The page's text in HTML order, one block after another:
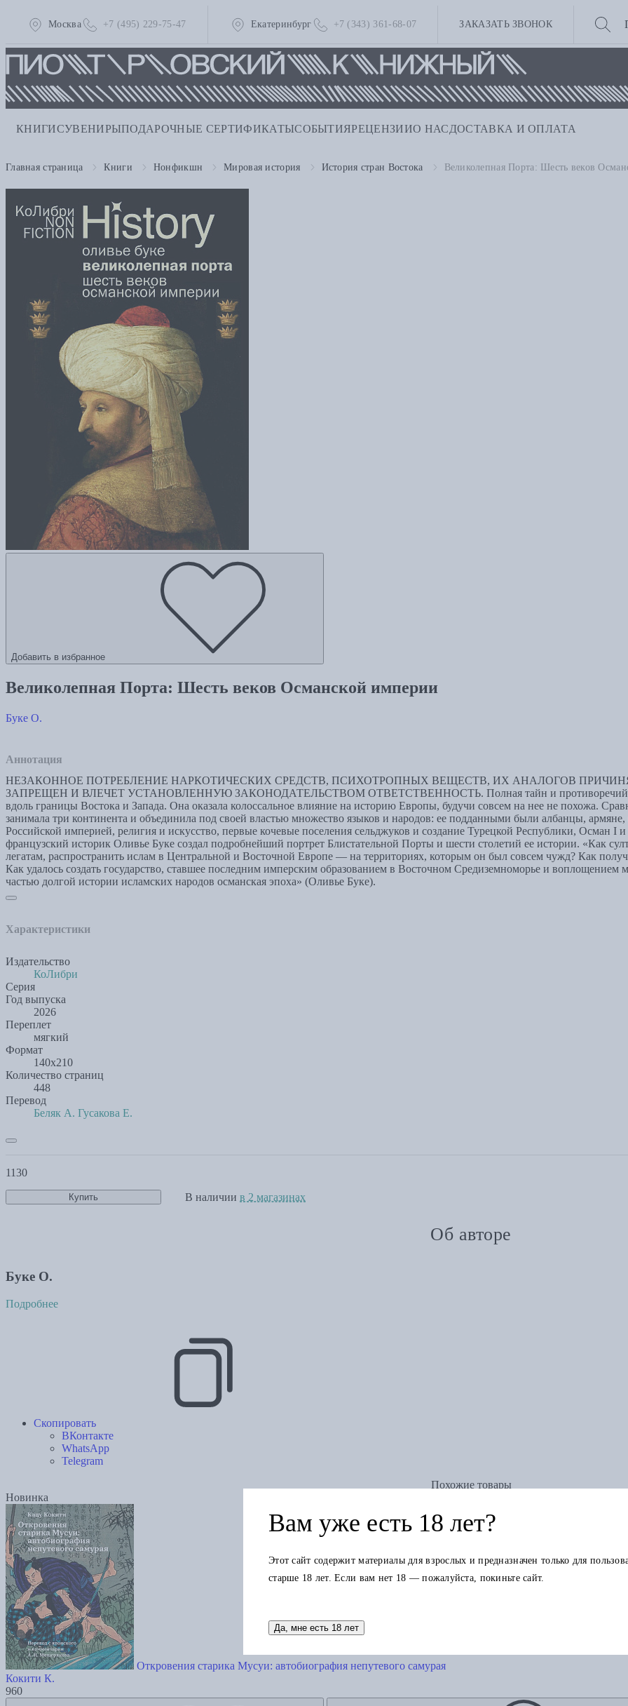
Москва +7 (495) 229-75-47 Екатеринбург +7 (343) 361-68-07 ЗАКАЗАТЬ ЗВОНОК
КНИГИСУВЕНИРЫПОДАРОЧНЫЕ СЕРТИФИКАТЫСОБЫТИЯРЕЦЕНЗИИО НАС ДОСТАВКА И ОПЛАТА
Главная страница Книги Нонфикшн Мировая история История стран Востока Великолепная Порта: Шесть веков
Добавить в избранное
Великолепная Порта: Шесть веков Османской империи
Буке О.
Аннотация
НЕЗАКОННОЕ ПОТРЕБЛЕНИЕ НАРКОТИЧЕСКИХ СРЕДСТВ, ПСИХОТРОПНЫХ ВЕЩЕСТВ, ИХ АНАЛОГОВ
ЗАПРЕЩЕН И ВЛЕЧЕТ УСТАНОВЛЕННУЮ ЗАКОНОДАТЕЛЬСТВОМ ОТВЕТСТВЕННОСТЬ. Полная тайн и противоречий,
вдоль границы Востока и Запада. Она оказала колоссальное влияние на историю Европы, будучи совсем на нее не похожа.
занимала три континента и объединила под своей властью множество языков и народов: ее подданными были албанцы,
Российской империей, религия и искусство, первые кочевые поселения сельджуков и создание Турецкой Республики, Осман I
французский историк Оливье Буке создал подробнейший портрет Блистательной Порты и шести столетий ее истории. «Как
легатам, распространить ислам в Центральной и Восточной Европе — на территориях, которым он был совсем чужд? Как
Как удалось создать государство, ставшее последним имперским образованием в Восточном Средиземноморье и воплощением
частью долгой истории исламских народов османская эпоха» (Оливье Буке).
Характеристики
Издательство
КоЛибри
Серия
Год выпуска
2026
Переплет
мягкий
Формат
140х210
Количество страниц
448
Перевод
Беляк А. Гусакова Е.
1130
Купить В наличии в 2 магазинах
Об авторе
Буке О.
Подробнее
Скопировать
ВКонтакте
WhatsApp
Telegram
Похожие товары
Новинка
Откровения старика Мусуи: автобиография непутевого самурая
Кокити К.
960
Вам уже есть 18 лет?
Этот сайт содержит материалы для взрослых и предназначен только для
старше 18 лет. Если вам нет 18 — пожалуйста, покиньте сайт.
Да, мне есть 18 лет